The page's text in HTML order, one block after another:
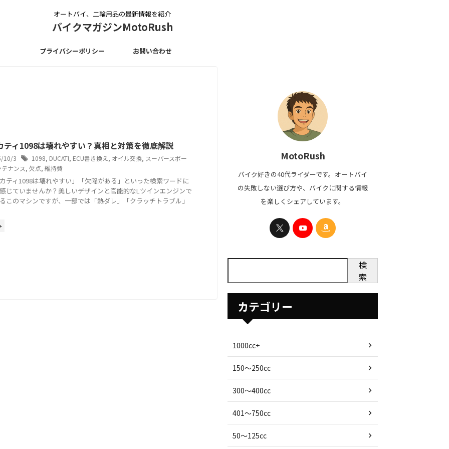
オートバイ、二輪用品の最新情報を紹介
バイクマガジンMotoRush
プライバシーポリシー お問い合わせ
ティ1098は壊れやすい？真相と対策を徹底解説
10/3 1098, DUCATI, ECU書き換え , オイル交換, スーパースポー
テナンス, 欠点, 維持費
カティ1098は壊れやすい」「欠陥がある」といった検索ワードに
じていませんか？美しいデザインと官能的なLツインエンジンで
このマシンですが、一部では「熱ダレ」「クラッチトラブル」
MotoRush
バイク好きの40代ライダーです。オートバイ
の失敗しない選び方や、バイクに関する情報
を楽しくシェアしています。
検
索
カテゴリー
1000cc+
150〜250cc
300〜400cc
401〜750cc
50〜125cc